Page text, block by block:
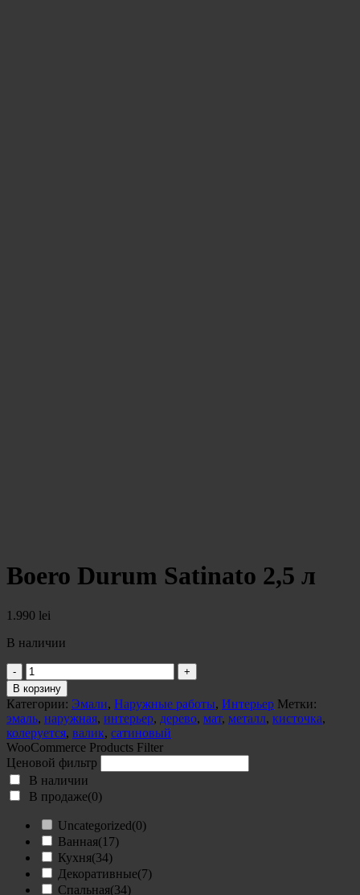
Boero Durum Satinato 2,5 л
1.990 lei
В наличии
Количество
товара
Boero
Durum
Satinato
2,5
л
В корзину
Категории: Эмали, Наружные работы, Интерьер Метки:
эмаль, наружная, интерьер, дерево, мат, металл, кисточка,
колеруется, валик, сатиновый
WooCommerce Products Filter
Ценовой фильтр
В наличии
В продаже(0)
Uncategorized(0)
Ванная(17)
Кухня(34)
Декоративные(7)
Спальная(34)